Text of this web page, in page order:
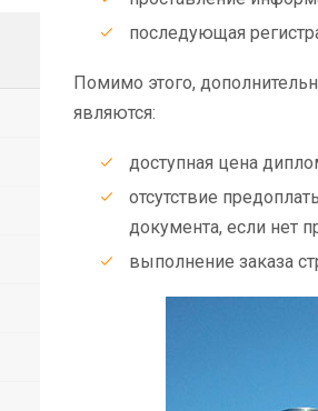
последующая
Помимо этого,
являются:
доступная цена
отсутствие
документа, если нет
выполнение заказа